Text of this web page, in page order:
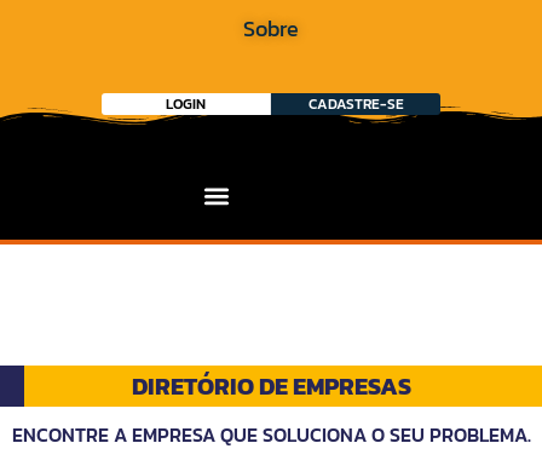
Sobre
LOGIN CADASTRE-SE
DIRETÓRIO DE EMPRESAS
ENCONTRE A EMPRESA QUE SOLUCIONA O SEU PROBLEMA.